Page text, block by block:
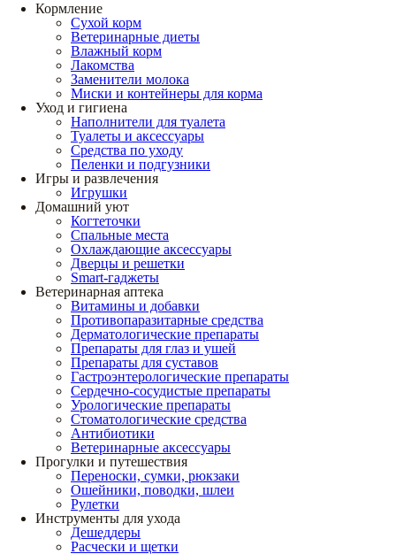
Кормление
Сухой корм
Ветеринарные диеты
Влажный корм
Лакомства
Заменители молока
Миски и контейнеры для корма
Уход и гигиена
Наполнители для туалета
Туалеты и аксессуары
Средства по уходу
Пеленки и подгузники
Игры и развлечения
Игрушки
Домашний уют
Когтеточки
Спальные места
Охлаждающие аксессуары
Дверцы и решетки
Smart-гаджеты
Ветеринарная аптека
Витамины и добавки
Противопаразитарные средства
Дерматологические препараты
Препараты для глаз и ушей
Препараты для суставов
Гастроэнтерологические препараты
Сердечно-сосудистые препараты
Урологические препараты
Стоматологические средства
Антибиотики
Ветеринарные аксессуары
Прогулки и путешествия
Переноски, сумки, рюкзаки
Ошейники, поводки, шлеи
Рулетки
Инструменты для ухода
Дешеддеры
Расчески и щетки